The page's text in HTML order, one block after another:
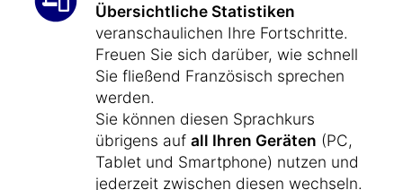
Übersichtliche Statistiken
veranschaulichen Ihre Fortschritte.
Freuen Sie sich darüber, wie schnell
Sie fließend Französisch sprechen
werden.
Sie können diesen Sprachkurs
übrigens auf all Ihren Geräten (PC,
Tablet und Smartphone) nutzen und
jederzeit zwischen diesen wechseln.